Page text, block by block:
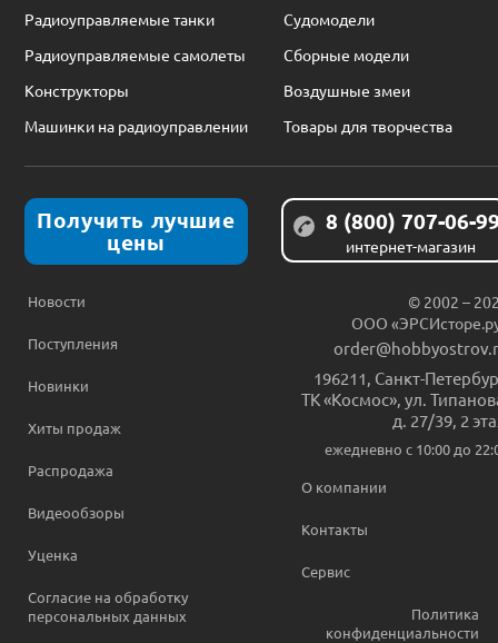
Радиоуправляемые танки
Судомодели
Радиоуправляемые самолеты
Сборные модели
Конструкторы
Воздушные змеи
Машинки на радиоуправлении
Товары для творчества
Получить лучшие
цены
8 (800) 707-06-
интернет-магазин
Новости
Поступления
Новинки
Хиты продаж
Распродажа
Видеообзоры
Уценка
Согласие на обработку
персональных данных
© 2002 –
ООО
196211 Санкт-
ТК «Космос», ул.
д. 27/39, 2
ежедневно c 10:00 до
О компании
Контакты
Сервис
Политика
конфиденциальности